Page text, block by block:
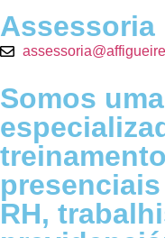
Assessoria
Somos
presenciais
RH,